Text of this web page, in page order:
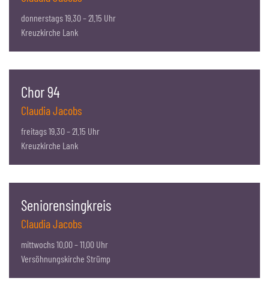
donnerstags 19.30 – 21.15 Uhr
Kreuzkirche Lank
Chor 94
Claudia Jacobs
freitags 19.30 – 21.15 Uhr
Kreuzkirche Lank
Seniorensingkreis
Claudia Jacobs
mittwochs 10.00 – 11.00 Uhr
Versöhnungskirche Strümp